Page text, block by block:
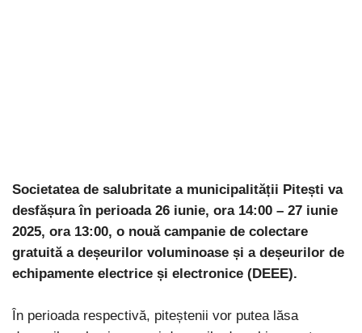
Societatea de salubritate a municipalității Pitești va
desfășura în perioada 26 iunie, ora 14:00 – 27 iunie
2025, ora 13:00, o nouă campanie de colectare
gratuită a deșeurilor voluminoase și a deșeurilor de
echipamente electrice și electronice (DEEE).
În perioada respectivă, piteștenii vor putea lăsa